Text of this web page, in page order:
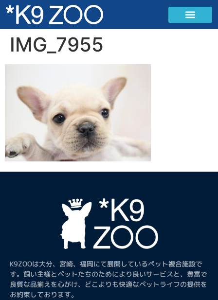
IMG_7955
K9ZOOは大分、宮崎、福岡にて展開しているペット複合施設で
す。飼い主様とペットたちのためにより良いサービスと、豊富で
良質な品揃えを心がけ、どこよりも快適なペットライフの提供を
お約束しております。